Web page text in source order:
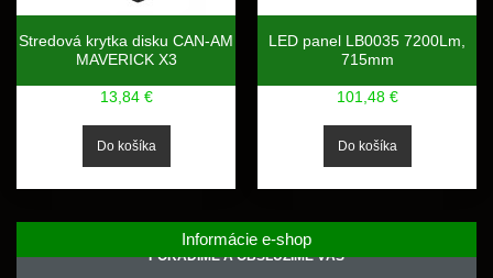
Stredová krytka disku CAN-AM
MAVERICK X3
13,84 €
LED panel LB0035 7200Lm,
715mm
101,48 €
Informácie e-shop
PORADÍME A OBSLÚŽIME VÁS